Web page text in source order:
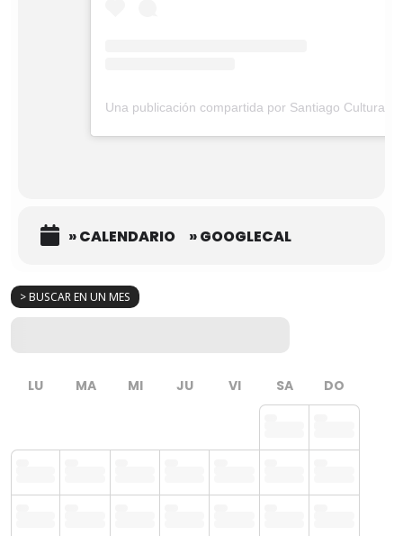
> BUSCAR EN UN MES
LU MA MI JU VI SA DO
» CALENDARIO » GOOGLECAL